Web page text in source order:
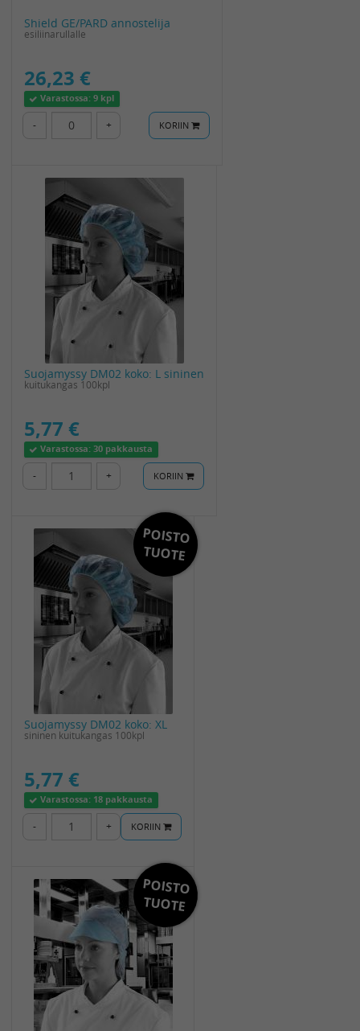
Shield GE/PARD annostelija
esiliinarullalle
26,23 €
Varastossa:9 kpl
- + KORIIN
Suojamyssy DM02 koko: L sininen
kuitukangas 100kpl
5,77 €
Varastossa:30 pakkausta
- + KORIIN
POISTO
TUOTE
Suojamyssy DM02 koko: XL
sininen kuitukangas 100kpl
5,77 €
Varastossa: 18 pakkausta
- + KORIIN
POISTO
TUOTE